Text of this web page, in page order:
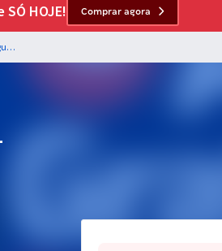
HOJE! Comprar agora
Câmara de Governador Valadares - MG - Língua Portuguesa para os Cargos de Nível Superior com a Equipe Gran (Pós-Edital)